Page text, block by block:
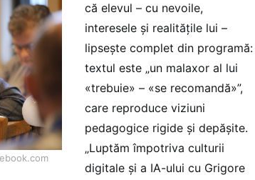
că elevul – cu nevoile,
interesele și realitățile lui –
lipsește complet din programă:
textul este „un malaxor al lui
«trebuie» – «se recomandă»”,
care reproduce viziuni
pedagogice rigide și depășite.
„Luptăm împotriva culturii
digitale și a IA-ului cu Grigore